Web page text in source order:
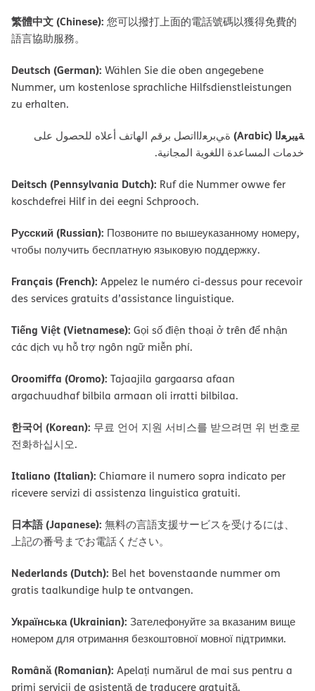
繁體中文 (Chinese): 您可以撥打上面的電話號碼以獲得免費的
語言協助服務。
Deutsch (German): Wählen Sie die oben angegebene
Nummer, um kostenlose sprachliche Hilfsdienstleistungen
zu erhalten.
ﺔﯿﺑﺮﻌﻟا (Arabic)
ةﻲﺑﺮﻌﻟااﺗﺼﻞ ﺑﺮﻗﻢ اﻟﮭﺎﺗﻒ أﻋﻼه ﻟﻠﺤﺼﻮل ﻋﻠﻰ
ﺧﺪﻣﺎت اﻟﻤﺴﺎﻋﺪة اﻟﻠﻐﻮﯾﺔ اﻟﻤﺠﺎﻧﯿﺔ.
Deitsch (Pennsylvania Dutch): Ruf die Nummer owwe fer
koschdefrei Hilf in dei eegni Schprooch.
Русский (Russian): Позвоните по вышеуказанному номеру,
чтобы получить бесплатную языковую поддержку.
Français (French): Appelez le numéro ci-dessus pour recevoir
des services gratuits d’assistance linguistique.
Tiếng Việt (Vietnamese): Gọi số điện thoại ở trên để nhận
các dịch vụ hỗ trợ ngôn ngữ miễn phí.
Oroomiffa (Oromo): Tajaajila gargaarsa afaan
argachuudhaf bilbila armaan oli irratti bilbilaa.
한국어 (Korean): 무료 언어 지원 서비스를 받으려면 위 번호로
전화하십시오.
Italiano (Italian): Chiamare il numero sopra indicato per
ricevere servizi di assistenza linguistica gratuiti.
日本語 (Japanese): 無料の言語支援サービスを受けるには、
上記の番号までお電話ください。
Nederlands (Dutch): Bel het bovenstaande nummer om
gratis taalkundige hulp te ontvangen.
Українська (Ukrainian): Зателефонуйте за вказаним вище
номером для отримання безкоштовної мовної підтримки.
Română (Romanian): Apelați numărul de mai sus pentru a
primi servicii de asistență de traducere gratuită.